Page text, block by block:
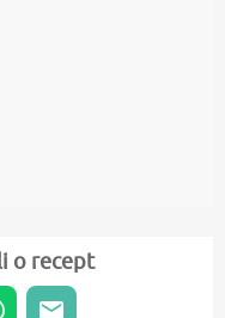
o recept